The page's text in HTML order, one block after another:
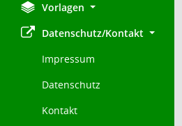
Vorlagen
Datenschutz/Kontakt
Impressum
Datenschutz
Kontakt